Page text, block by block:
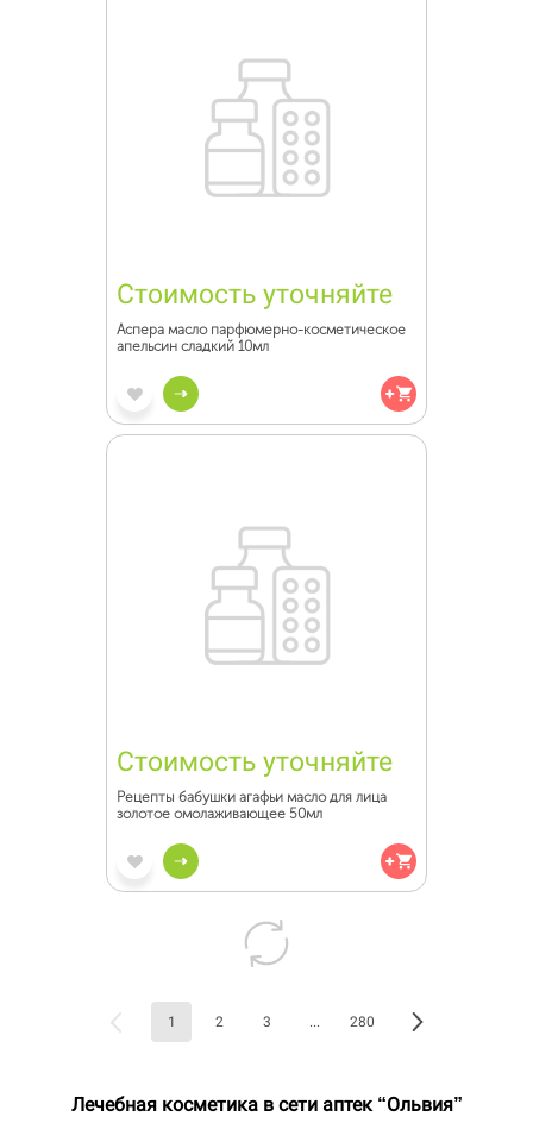
Стоимость уточняйте
Аспера масло парфюмерно-косметическое
апельсин сладкий 10мл
Стоимость уточняйте
Рецепты бабушки агафьи масло для лица
золотое омолаживающее 50мл
1 2 3 ... 280
Лечебная косметика в сети аптек “Ольвия”